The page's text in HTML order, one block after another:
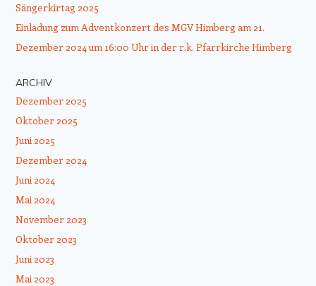
Sängerkirtag 2025
Einladung zum Adventkonzert des MGV Himberg am 21.
Dezember 2024 um 16:00 Uhr in der r.k. Pfarrkirche Himberg
ARCHIV
Dezember 2025
Oktober 2025
Juni 2025
Dezember 2024
Juni 2024
Mai 2024
November 2023
Oktober 2023
Juni 2023
Mai 2023